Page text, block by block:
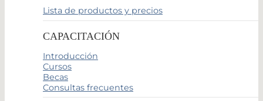
Lista de productos y precios
CAPACITACIÓN
Introducción
Cursos
Becas
Consultas frecuentes